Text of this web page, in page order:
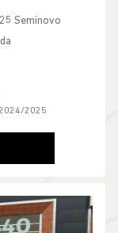
Seminovo
2025